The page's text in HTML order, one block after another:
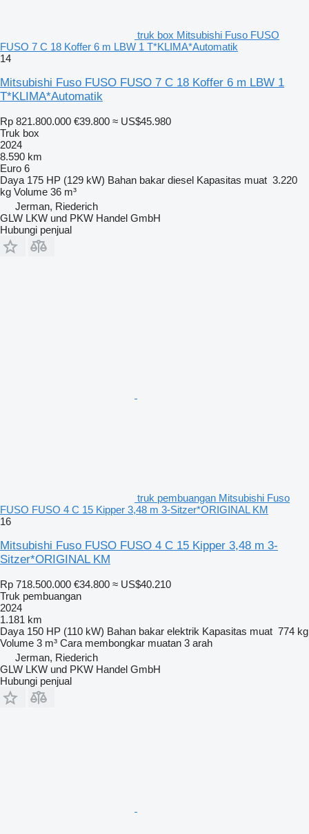
truk box Mitsubishi Fuso FUSO
FUSO 7 C 18 Koffer 6 m LBW 1 T*KLIMA*Automatik
14
Mitsubishi Fuso FUSO FUSO 7 C 18 Koffer 6 m LBW 1
T*KLIMA*Automatik
Rp 821.800.000 €39.800 ≈ US$45.980
Truk box
2024
8.590 km
Euro 6
Daya 175 HP (129 kW) Bahan bakar diesel Kapasitas muat 3.220
kg Volume 36 m³
Jerman, Riederich
GLW LKW und PKW Handel GmbH
Hubungi penjual
truk pembuangan Mitsubishi Fuso
FUSO FUSO 4 C 15 Kipper 3,48 m 3-Sitzer*ORIGINAL KM
16
Mitsubishi Fuso FUSO FUSO 4 C 15 Kipper 3,48 m 3-
Sitzer*ORIGINAL KM
Rp 718.500.000 €34.800 ≈ US$40.210
Truk pembuangan
2024
1.181 km
Daya 150 HP (110 kW) Bahan bakar elektrik Kapasitas muat 774 kg
Volume 3 m³ Cara membongkar muatan 3 arah
Jerman, Riederich
GLW LKW und PKW Handel GmbH
Hubungi penjual